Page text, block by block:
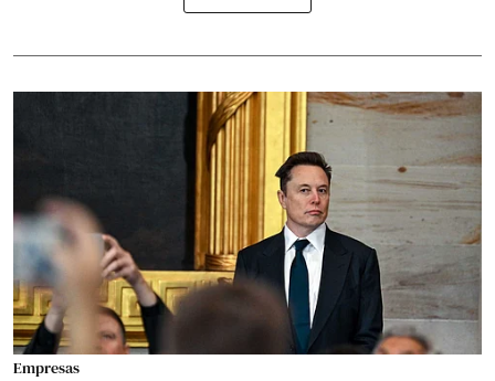
Empresas